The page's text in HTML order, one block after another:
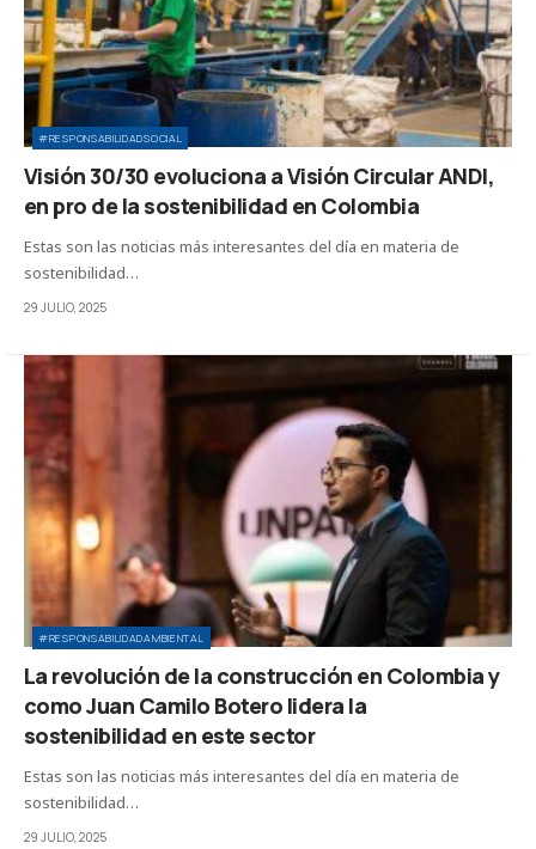
#RESPONSABILIDADSOCIAL
Visión 30/30 evoluciona a Visión Circular ANDI,
en pro de la sostenibilidad en Colombia
Estas son las noticias más interesantes del día en materia de
sostenibilidad…
29 JULIO, 2025
#RESPONSABILIDADAMBIENTAL
La revolución de la construcción en Colombia y
como Juan Camilo Botero lidera la
sostenibilidad en este sector
Estas son las noticias más interesantes del día en materia de
sostenibilidad…
29 JULIO, 2025